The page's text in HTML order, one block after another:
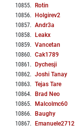
10855. Rotin
10856. Holgirev2
10857. Andr3a
10858. Leakx
10859. Vancetan
10860. Cak1789
10861 . Dychesji
10862. Joshi Tanay
10863. Tejas Tare
10864. Brad Neo
10865. Malcolmc60
10866. Baughy
10867. Emanuele2712